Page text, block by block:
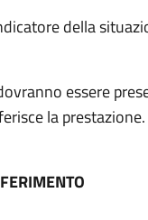
della
essere
la prestazione.